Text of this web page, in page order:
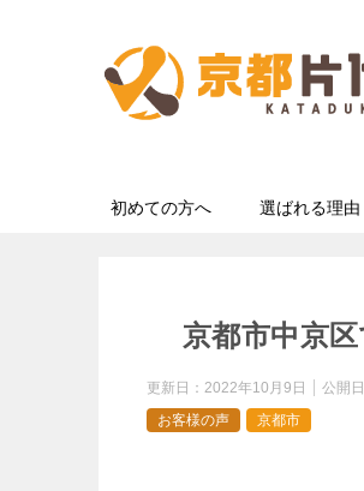
初めての方へ 選ばれる理由
京都市中京
更新日： 2022年10月9日 公開日
お客様の声
京都市